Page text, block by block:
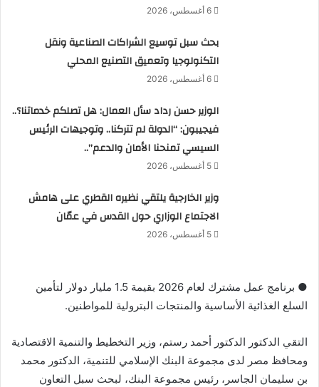
6 أغسطس، 2026
بحث سبل توسيع الشراكات الصناعية ونقل
التكنولوجيا وتعميق التصنيع المحلي
6 أغسطس، 2026
الوزير حسن رداد سأل العمال: هل تصلكم خدماتنا؟..
فيجيبون: “الدولة لم تتركنا.. وتوجيهات الرئيس
السيسي تمنحنا الأمان والدعم”..
5 أغسطس، 2026
وزير الخارجية يلتقي نظيره القطري على هامش
الاجتماع الوزاري حول القدس في عمّان
5 أغسطس، 2026
● برنامج عمل مشترك لعام 2026 بقيمة 1.5 مليار دولار لتأمين
السلع الغذائية الأساسية والمنتجات البترولية للمواطنين.
التقي الدكتور الدكتور أحمد رستم، وزير التخطيط والتنمية الاقتصادية
ومحافظ مصر لدى مجموعة البنك الإسلامي للتنمية، الدكتور محمد
بن سليمان الجاسر، رئيس مجموعة البنك، لبحث سبل التعاون